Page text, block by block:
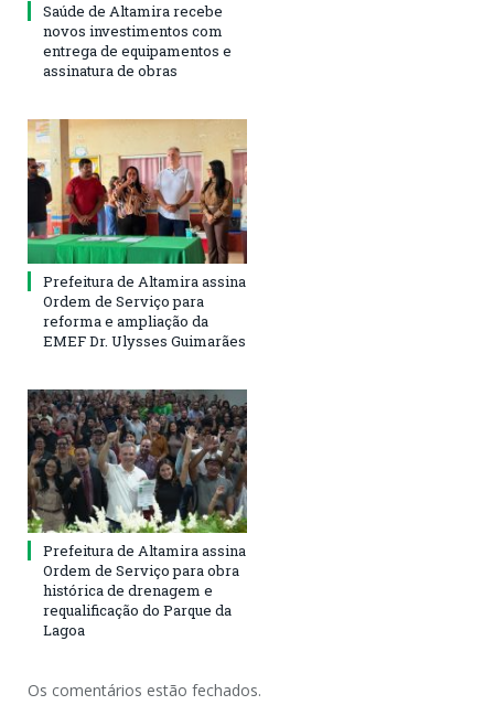
Saúde de Altamira recebe
novos investimentos com
entrega de equipamentos e
assinatura de obras
Prefeitura de Altamira assina
Ordem de Serviço para
reforma e ampliação da
EMEF Dr. Ulysses Guimarães
Prefeitura de Altamira assina
Ordem de Serviço para obra
histórica de drenagem e
requalificação do Parque da
Lagoa
Os comentários estão fechados.